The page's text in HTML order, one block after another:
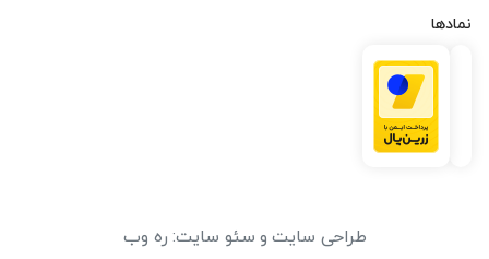
نمادها
طراحی سایت و سئو سایت: ره وب